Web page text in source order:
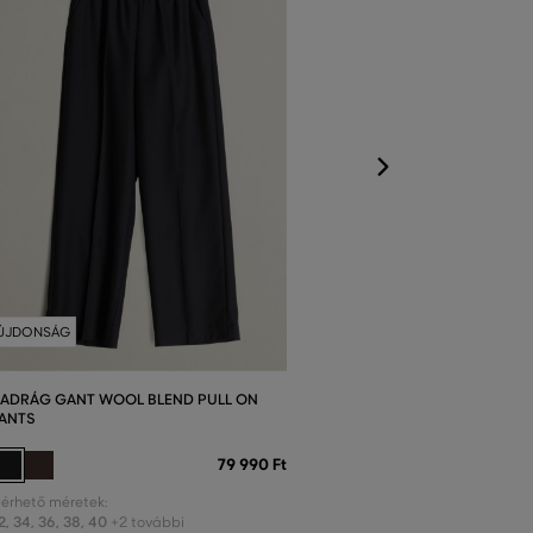
GANT WOOL BLEND PULL ON
79 990 Ft
méretek:
34 36 38 40 +2 további